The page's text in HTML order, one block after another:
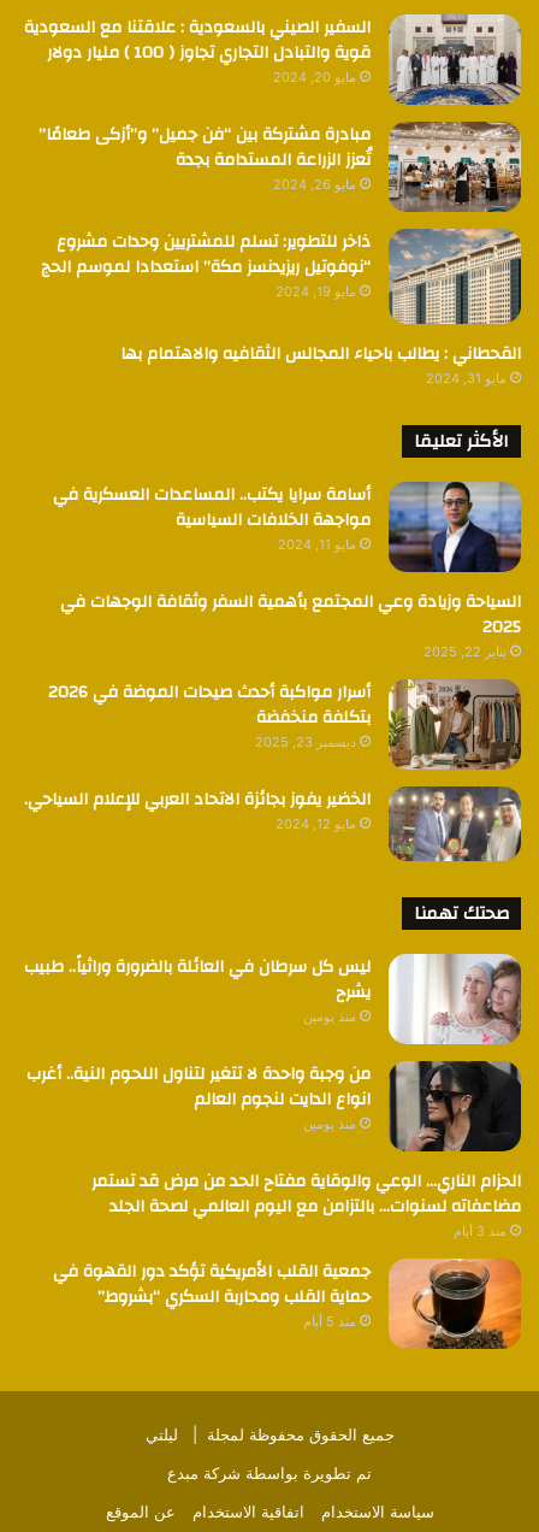
السفير الصيني بالسعودية : علاقتنا مع السعودية
قوية والتبادل التجاري تجاوز ( 100 ) مليار دولار
مايو 20, 2024
مبادرة مشتركة بين “فن جميل” و”أزكى طعامًا”
تُعزز الزراعة المستدامة بجدة
مايو 26, 2024
ذاخر للتطوير: تسلم للمشتريين وحدات مشروع
“نوفوتيل ريزيدنسز مكة” استعدادا لموسم الحج
مايو 19, 2024
القحطاني : يطالب باحياء المجالس الثقافيه والاهتمام بها
مايو 31, 2024
الأكثر تعليقا
أسامة سرايا يكتب.. المساعدات العسكرية في
مواجهة الخلافات السياسية
مايو 11, 2024
السياحة وزيادة وعي المجتمع بأهمية السفر وثقافة الوجهات في
2025
يناير 22, 2025
أسرار مواكبة أحدث صيحات الموضة في 2026
بتكلفة منخفضة
ديسمبر 23, 2025
الخضير يفوز بجائزة الاتحاد العربي للإعلام السياحي.
مايو 12, 2024
صحتك تهمنا
ليس كل سرطان في العائلة بالضرورة وراثياً.. طبيب
يشرح
منذ يومين
من وجبة واحدة لا تتغير لتناول اللحوم النية.. أغرب
انواع الدايت لنجوم العالم
منذ يومين
الحزام الناري… الوعي والوقاية مفتاح الحد من مرض قد تستمر
مضاعفاته لسنوات… بالتزامن مع اليوم العالمي لصحة الجلد
منذ 3 أيام
جمعية القلب الأمريكية تؤكد دور القهوة في
حماية القلب ومحاربة السكري “بشروط”
منذ 5 أيام
جميع الحقوق محفوظة لمجلة | ليلتي
تم تطويرة بواسطة شركة مبدع
سياسة الاستخدام
اتفاقية الاستخدام عن الموقع